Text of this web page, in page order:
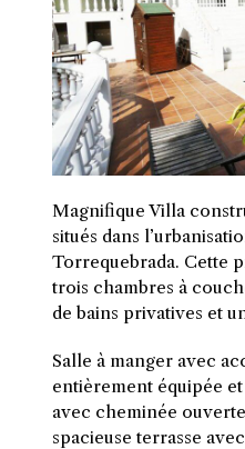
Magnifique Villa
situés dans
Torrequebrada. Cette
trois chambres à
de bains privatives et
Salle à manger avec
entièrement équipée
avec cheminée
spacieuse terrasse